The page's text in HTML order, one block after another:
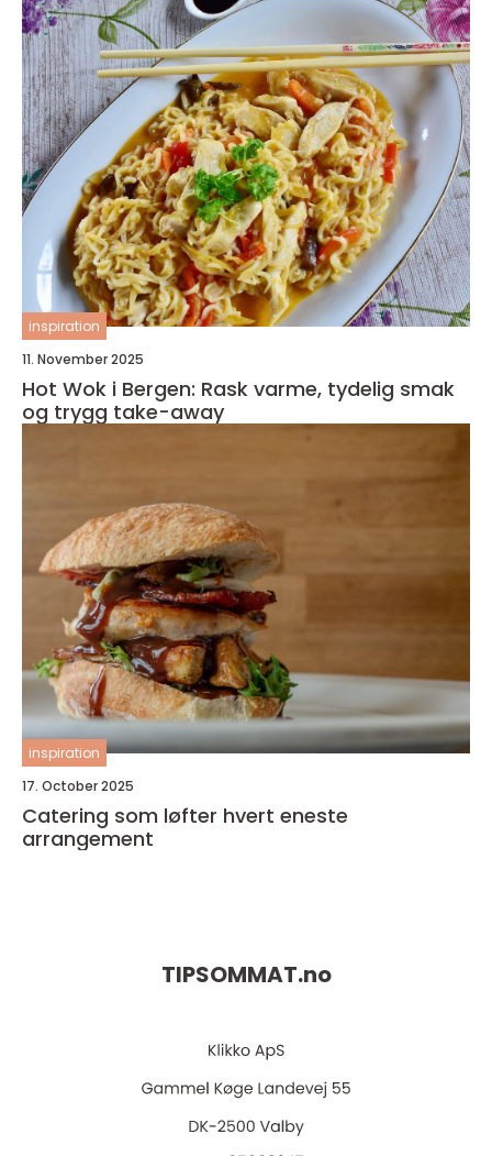
inspiration
11. November 2025
Hot Wok i Bergen: Rask varme, tydelig smak
og trygg take-away
inspiration
17. October 2025
Catering som løfter hvert eneste
arrangement
TIPSOMMAT.no